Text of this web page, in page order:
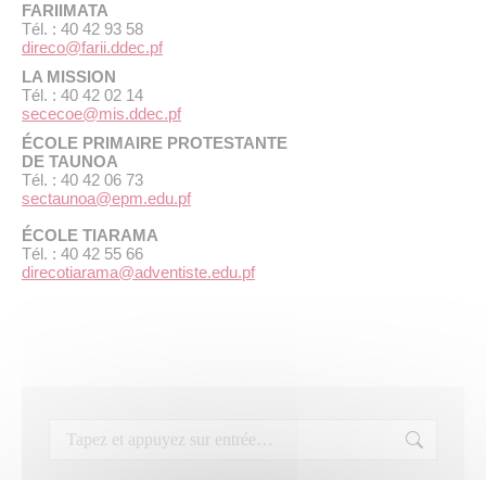
FARIIMATA
Tél. : 40 42 93 58
direco@farii.ddec.pf
LA MISSION
Tél. : 40 42 02 14
sececoe@mis.ddec.pf
ÉCOLE PRIMAIRE PROTESTANTE
DE TAUNOA
Tél. : 40 42 06 73
sectaunoa@epm.edu.pf
ÉCOLE TIARAMA
Tél. : 40 42 55 66
direcotiarama@adventiste.edu.pf